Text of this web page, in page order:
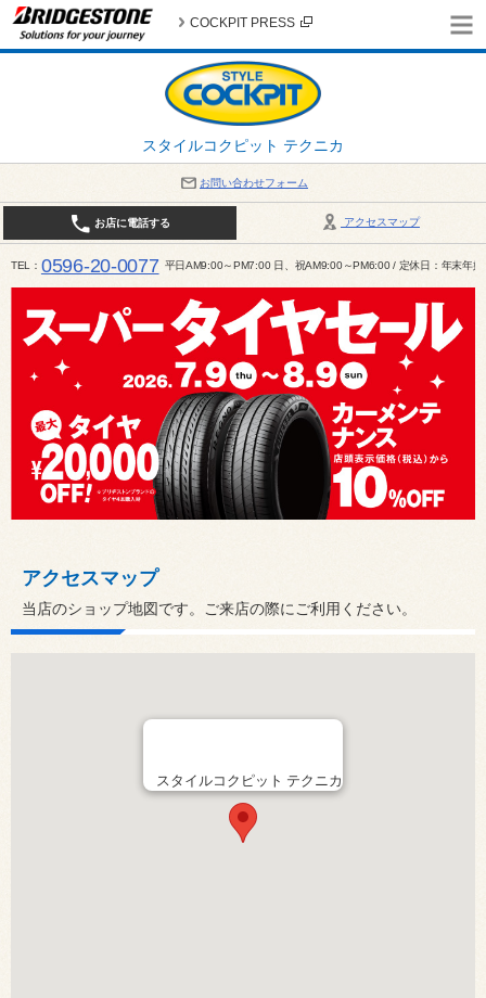
スタイルコクピット テクニカ
COCKPIT PRESS
お問い合わせフォーム
アクセスマップ
お店に電話する
TEL 0596-20-0077 平日AM9:00～PM7:00 日、祝AM9:00～PM6:00 / 定休日：年末年
アクセスマップ
当店のショップ地図です。ご来店の際にご利用ください。
スタイルコクピット テクニカ